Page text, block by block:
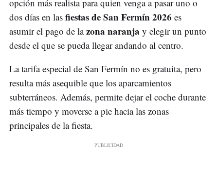
opción más realista para quien venga a pasar uno o
dos días en las fiestas de San Fermín 2026 es
asumir el pago de lazona naranja y elegir un punto
desde el que se pueda llegar andando al centro.
La tarifa especial de San Fermín no es gratuita, pero
resulta más asequible que los aparcamientos
subterráneos. Además, permite dejar el coche durante
más tiempo y moverse a pie hacia las zonas
principales de la fiesta.